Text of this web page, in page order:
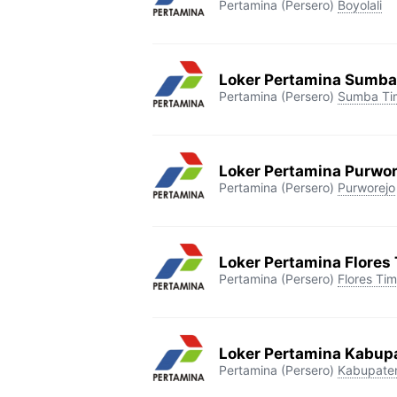
Pertamina (Persero) Boyolali
Loker Pertamina
Pertamina (Persero) Sumba
Loker Pertamina
Pertamina (Persero) Purworejo
Loker Pertamina Flores
Pertamina (Persero) Flores
Loker Pertamina
Pertamina (Persero)